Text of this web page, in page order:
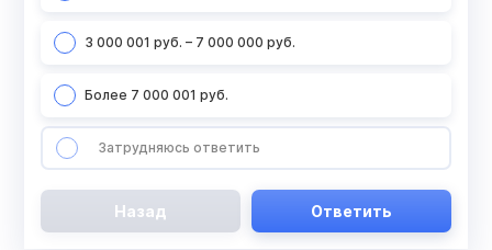
3 000 001 руб. – 7 000 000 руб.
Более 7 000 001 руб.
Затрудняюсь ответить
Назад Ответить